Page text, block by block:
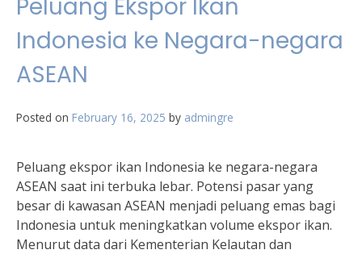
Peluang Ekspor Ikan
Indonesia ke Negara-negara
ASEAN
Posted on February 16, 2025 by admingre
Peluang ekspor ikan Indonesia ke negara-negara
ASEAN saat ini terbuka lebar. Potensi pasar yang
besar di kawasan ASEAN menjadi peluang emas bagi
Indonesia untuk meningkatkan volume ekspor ikan.
Menurut data dari Kementerian Kelautan dan